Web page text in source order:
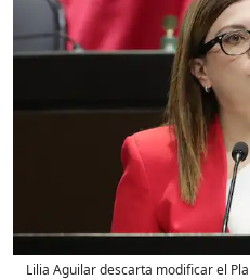
Lilia Aguilar descarta modificar el